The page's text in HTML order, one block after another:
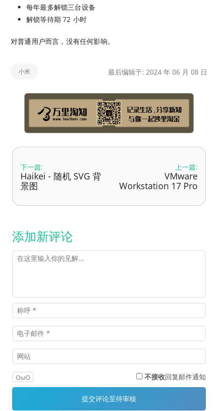
每年最多解锁三台设备
解锁等待期 72 小时
对普通用户而言，没有任何影响。
小米 最后编辑于: 2024 年 06 月 08 日
下一篇:
Haikei - 随机 SVG 背
景图
上一篇:
VMware
Workstation 17 Pro
添加新评论
OωO 不接收回复邮件通知